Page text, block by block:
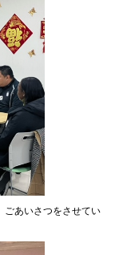
ごあいさつをさせてい